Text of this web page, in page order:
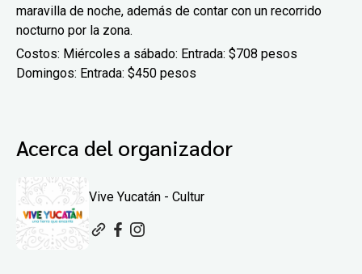
maravilla de noche, además de contar con un recorrido
nocturno por la zona.
Costos: Miércoles a sábado: Entrada: $708 pesos
Domingos: Entrada: $450 pesos
Acerca del organizador
Vive Yucatán - Cultur